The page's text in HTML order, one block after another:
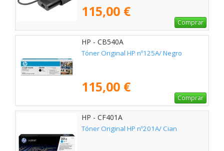
115,00 €
Comprar
HP - CB540A
Tóner Original HP nº125A/ Negro
115,00 €
Comprar
HP - CF401A
Tóner Original HP nº201A/ Cian